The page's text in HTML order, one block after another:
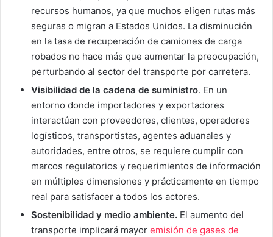
recursos humanos, ya que muchos eligen rutas más
seguras o migran a Estados Unidos. La disminución
en la tasa de recuperación de camiones de carga
robados no hace más que aumentar la preocupación,
perturbando al sector del transporte por carretera.
Visibilidad de la cadena de suministro. En un
entorno donde importadores y exportadores
interactúan con proveedores, clientes, operadores
logísticos, transportistas, agentes aduanales y
autoridades, entre otros, se requiere cumplir con
marcos regulatorios y requerimientos de información
en múltiples dimensiones y prácticamente en tiempo
real para satisfacer a todos los actores.
Sostenibilidad y medio ambiente. El aumento del
transporte implicará mayor emisión de gases de